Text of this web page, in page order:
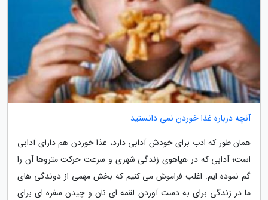
آنچه درباره غذا خوردن نمی دانستید
همان طور که ادب برای خودش آدابی دارد، غذا خوردن هم دارای آدابی
است؛ آدابی که در هیاهوی زندگی شهری و سرعت حرکت متروها آن را
گم نموده ایم. اغلب فراموش می کنیم که بخش مهمی از دوندگی های
ما در زندگی برای به دست آوردن لقمه ای نان و چیدن سفره ای برای